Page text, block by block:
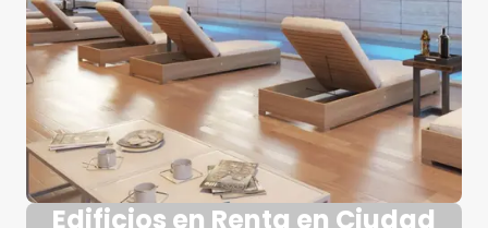
Edificios en Renta en Ciudad